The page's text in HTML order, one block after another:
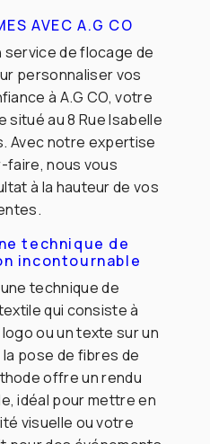
AVEC A.G CO
de flocage de
personnaliser vos
à A.G CO, votre
au 8 Rue Isabelle
Avec notre expertise
nous vous
à la hauteur de vos
technique de
incontournable
technique de
qui consiste à
ou un texte sur un
pose de fibres de
offre un rendu
idéal pour mettre en
visuelle ou votre